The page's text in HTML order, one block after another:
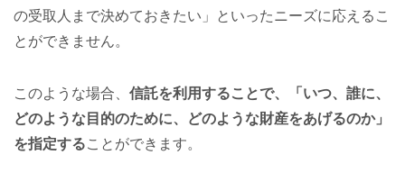
の受取人まで決めておきたい」といったニーズに応えるこ
とができません。
このような場合、 信託を利用することで、「いつ、誰に、
どのような目的のために、どのような財産をあげるのか」
を指定することができます。